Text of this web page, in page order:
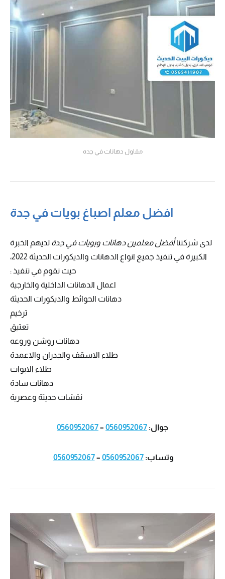
مقاول دهانات في جده
افضل معلم اصباغ بويات في جدة
لدى شركتناأفضل معلمين دهانات وبويات في جدة لديهم الخبرة
الكبيرة في تنفيذ جميع انواع الدهانات والديكورات الحديثة 2022،
حيث نقوم في تنفيذ :
اعمال الدهانات الداخلية والخارجية
دهانات الحوائط والديكورات الحديثة
ترخيم
تعتيق
دهانات روشن وروعه
طلاء الاسقف والجدران والاعمدة
طلاء الابوات
دهانات سادة
نقشات حديثة وعصرية
جوال: 0560952067
–
0560952067
وتساب:0560952067
–
0560952067